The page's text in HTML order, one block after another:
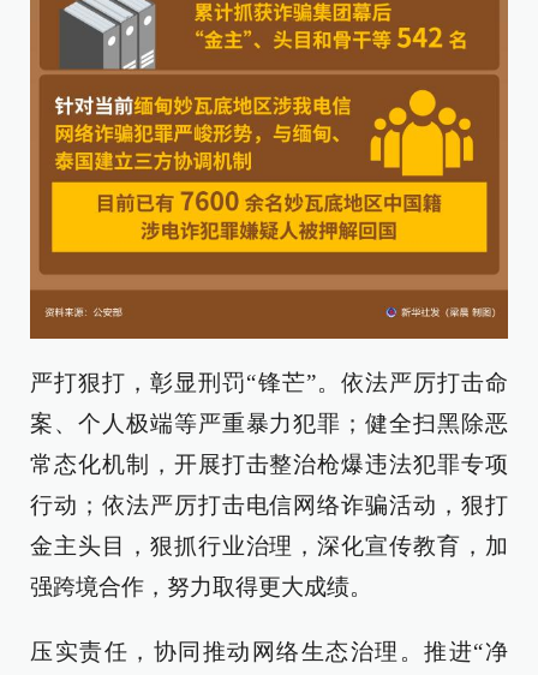
严打狠打，彰显刑罚“锋芒”。依法严厉打击命
案、个人极端等严重暴力犯罪；健全扫黑除恶
常态化机制，开展打击整治枪爆违法犯罪专项
行动；依法严厉打击电信网络诈骗活动，狠打
金主头目，狠抓行业治理，深化宣传教育，加
强跨境合作，努力取得更大成绩。
压实责任，协同推动网络生态治理。推进“净